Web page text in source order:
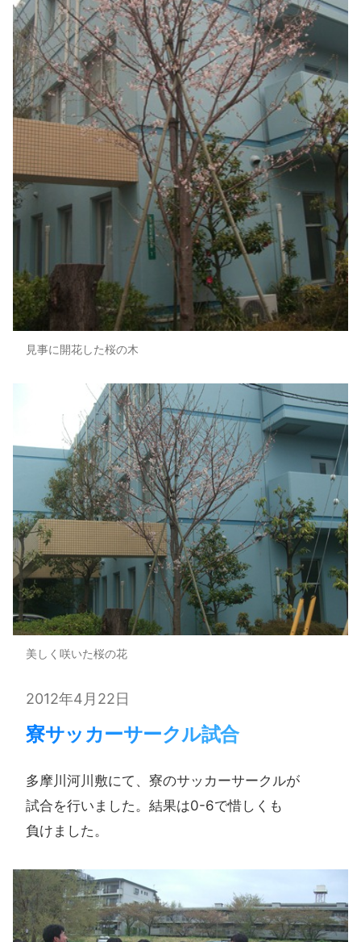
見事に開花した桜の木
美しく咲いた桜の花
2012年4月22日
寮サッカーサークル試合
多摩川河川敷にて、​寮の​サッカーサークルが​
試合を​行いました。​結果は​0-6で​惜しくも​
負けました。​